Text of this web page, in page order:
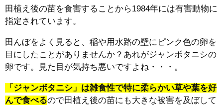
田植え後の苗を食害することから1984年には有害動物に
指定されています。
田んぼをよく見ると、稲や用水路の壁にピンク色の卵を
目にしたことがありませんか？あれがジャンボタニシの
卵です。見た目が気持ち悪いですよね・・・。
「ジャンボタニシ」は雑食性で特に柔らかい草や葉を好
んで食べるので田植え後の苗にも大きな被害を及ぼして